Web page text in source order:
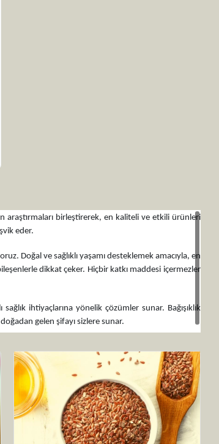
araştırmaları birleştirerek, en kaliteli ve etkili ürünleri
eder.
Doğal ve sağlıklı yaşamı desteklemek amacıyla, en
dikkat çeker. Hiçbir katkı maddesi içermezler
ihtiyaçlarına yönelik çözümler sunar. Bağışıklık
gelen şifayı sizlere sunar.